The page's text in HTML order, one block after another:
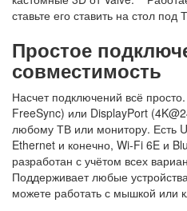
ставьте его ставить на стол под
Простое
совместимость
Насчет подключений всё
FreeSync) или DisplayPort
любому ТВ или монитору. Есть
Ethernet и конечно, Wi-Fi 6E и
разработан с учётом всех
Поддерживает любые
можете работать с мышкой или